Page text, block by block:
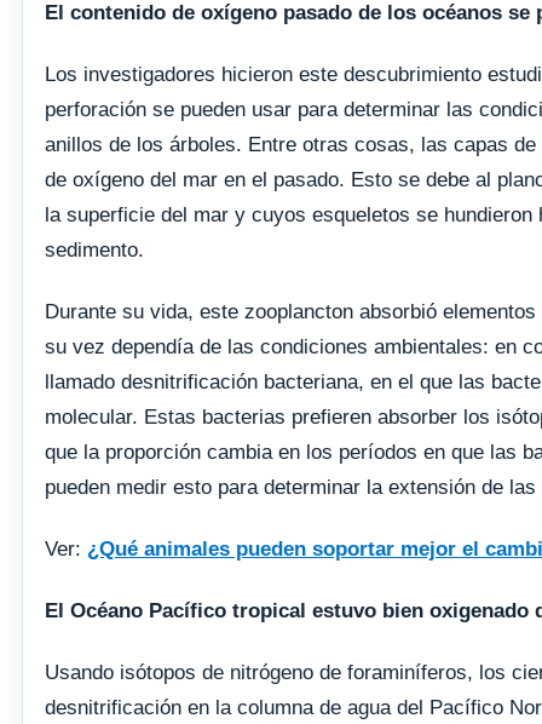
El contenido de oxígeno pasado de los océanos
Los investigadores hicieron este descubrimiento
perforación se pueden usar para determinar las
anillos de los árboles. Entre otras cosas, las capas
de oxígeno del mar en el pasado. Esto se debe al
la superficie del mar y cuyos esqueletos se
sedimento.
Durante su vida, este zooplancton absorbió
su vez dependía de las condiciones ambientales: en
llamado desnitrificación bacteriana, en el que las
molecular. Estas bacterias prefieren absorber los
que la proporción cambia en los períodos en que las
pueden medir esto para determinar la extensión de
Ver: ¿Qué animales pueden soportar mejor el
El Océano Pacífico tropical estuvo bien
Usando isótopos de nitrógeno de foraminíferos, los
desnitrificación en la columna de agua del Pacífico